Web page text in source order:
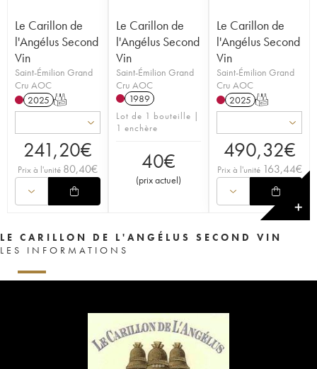
Le Carillon de
l'Angélus Second
Vin
Saint-Émilion Grand
Cru AOC
2025 T
241,20€
Prix à l'unité 80,40€
Le Carillon de
l'Angélus Second
Vin
Saint-Émilion Grand
Cru AOC
1989
Lot de 1 bouteille |
1 enchère
40€
(prix actuel)
Le Carillon de
l'Angélus Second
Vin
Saint-Émilion Grand
Cru AOC
2025 T
490,32€
Prix à l'unité 163,44€
✕
LE CARILLON DE L'ANGÉLUS SECOND VIN
LES INFORMATIONS